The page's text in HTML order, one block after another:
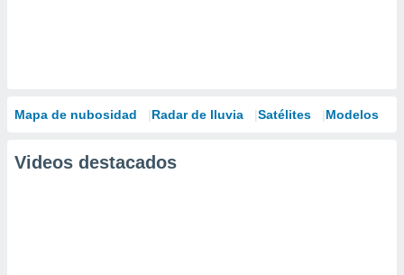
Mapa de nubosidad Radar de lluvia Satélites Modelos
Videos destacados